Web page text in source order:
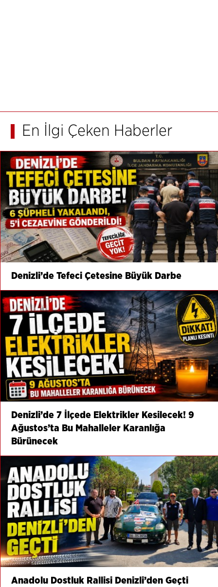
En İlgi Çeken Haberler
Denizli’de Tefeci Çetesine Büyük Darbe
Denizli’de 7 İlçede Elektrikler Kesilecek! 9
Ağustos’ta Bu Mahalleler Karanlığa
Bürünecek
Anadolu Dostluk Rallisi Denizli’den Geçti